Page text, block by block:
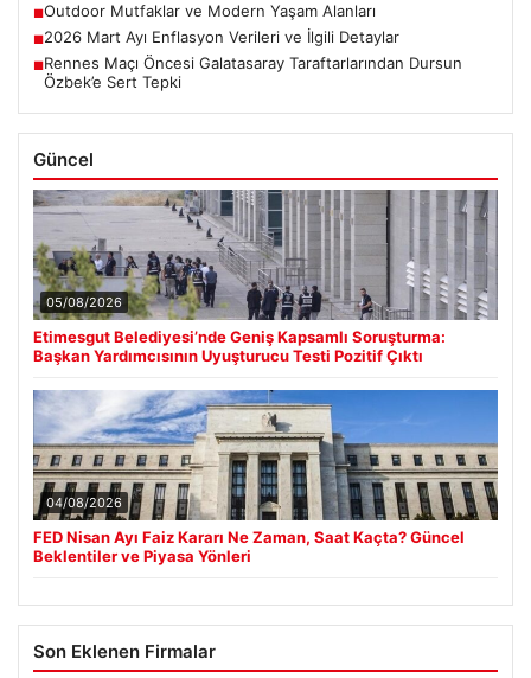
■Outdoor Mutfaklar ve Modern Yaşam Alanları
■2026 Mart Ayı Enflasyon Verileri ve İlgili Detaylar
■Rennes Maçı Öncesi Galatasaray Taraftarlarından Dursun
Özbek’e Sert Tepki
Güncel
05/08/2026
Etimesgut Belediyesi’nde Geniş Kapsamlı Soruşturma:
Başkan Yardımcısının Uyuşturucu Testi Pozitif Çıktı
04/08/2026
FED Nisan Ayı Faiz Kararı Ne Zaman, Saat Kaçta? Güncel
Beklentiler ve Piyasa Yönleri
Son Eklenen Firmalar